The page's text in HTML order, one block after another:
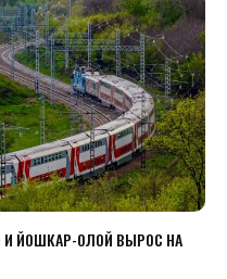
ЙОШКАР-ОЛОЙ ВЫРОС НА